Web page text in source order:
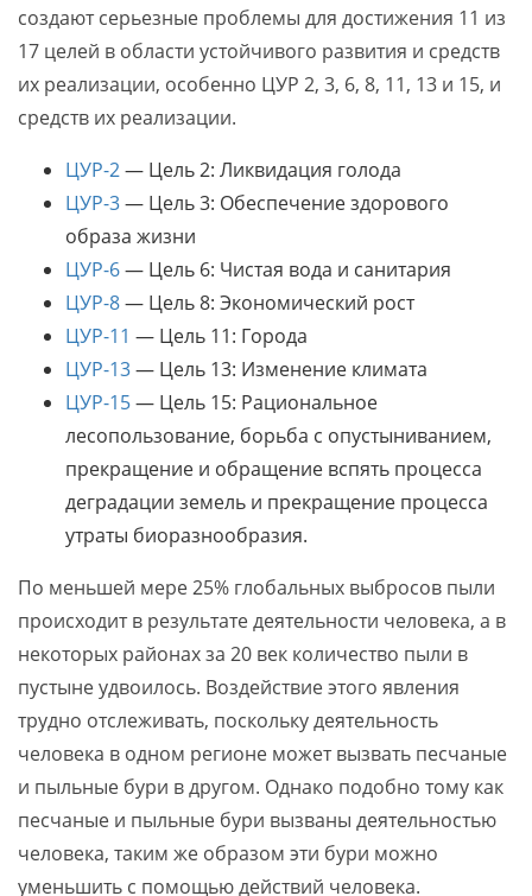
создают серьезные проблемы для достижения 11 из
17 целей в области устойчивого развития и средств
их реализации, особенно ЦУР 2, 3, 6, 8, 11, 13 и 15, и
средств их реализации.
ЦУР-2— Цель 2: Ликвидация голода
ЦУР-3— Цель 3: Обеспечение здорового
образа жизни
ЦУР-6— Цель 6: Чистая вода и санитария
ЦУР-8— Цель 8: Экономический рост
ЦУР-11 — Цель 11: Города
ЦУР-13— Цель 13: Изменение климата
ЦУР-15— Цель 15: Рациональное
лесопользование, борьба с опустыниванием,
прекращение и обращение вспять процесса
деградации земель и прекращение процесса
утраты биоразнообразия.
По меньшей мере 25% глобальных выбросов пыли
происходит в результате деятельности человека, а в
некоторых районах за 20 век количество пыли в
пустыне удвоилось. Воздействие этого явления
трудно отслеживать, поскольку деятельность
человека в одном регионе может вызвать песчаные
и пыльные бури в другом. Однако подобно тому как
песчаные и пыльные бури вызваны деятельностью
человека, таким же образом эти бури можно
уменьшить с помощью действий человека.